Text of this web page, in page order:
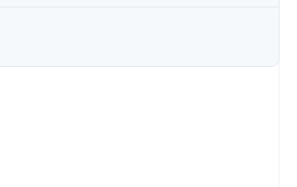
Stripe construit l’infrastructure